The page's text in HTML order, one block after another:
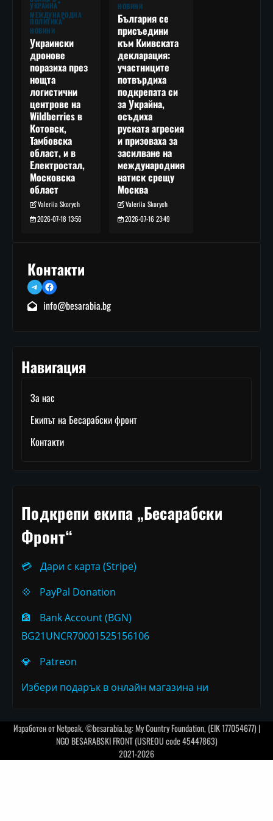
УКРАЙНА
МЕЖДУНАРОДНА
ПОЛИТИКА
НОВИНИ
Украински
дронове
поразиха през
нощта
логистични
центрове на
Wildberries в
Котовск,
Тамбовска
област, и в
Електростал,
Московска
област
Valeriia Skorych
2026-07-18 13:56
НОВИНИ
България се
присъедини
към Киивската
декларация:
участниците
потвърдиха
подкрепата си
за Украйна,
осъдиха
руската агресия
и призоваха за
засилване на
международния
натиск срещу
Москва
Valeriia Skorych
2026-07-16 23:49
Контакти
TelegramFacebook
info@besarabia.bg
Навигация
За нас
Екипът на Бесарабски фронт
Контакти
Подкрепи екипа „Бесарабски
Фронт“
💳
Дари с карта (Stripe)
💠
PayPal Donation
🏦
Bank Account (BGN)
BG21UNCR70001525156106
💎
Patreon
Избери подарък в онлайн магазина ни
Изработен отNetpeak. ©besarabia.bg: My Country Foundation, (EIK 177054677) |
NGO BESARABSKI FRONT (USREOU code 45447863)
2021-2026